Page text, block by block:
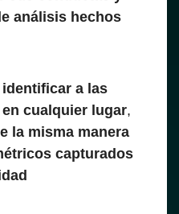
análisis hechos
a las
cualquier lugar,
la misma manera
capturados